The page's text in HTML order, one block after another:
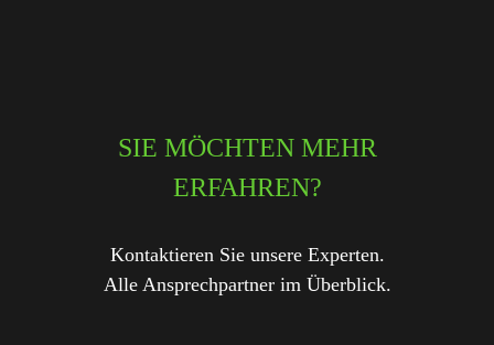
SIE MÖCHTEN MEHR
ERFAHREN?
Kontaktieren Sie unsere Experten.
Alle Ansprechpartner im Überblick.